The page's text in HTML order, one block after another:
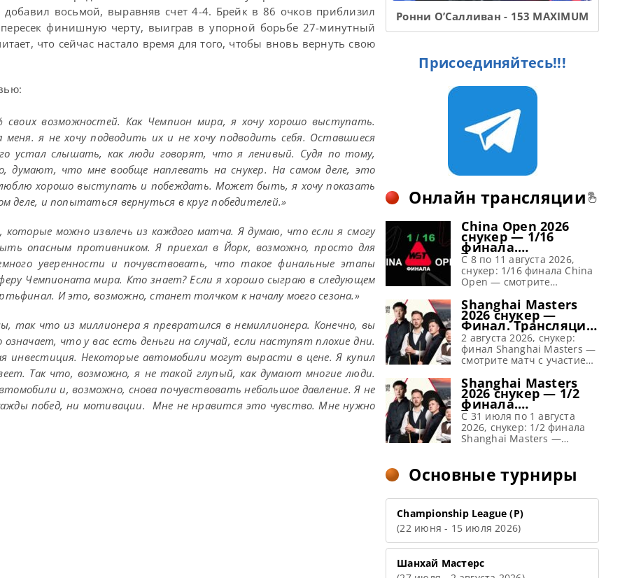
восьмой, выравняв счет 4-4. Брейк в 86 очков приблизил
финишную черту, выиграв в упорной борьбе 27-минутный
что сейчас настало время для того, чтобы вновь вернуть свою
возможностей. Как Чемпион мира, я хочу хорошо выступать.
я не хочу подводить их и не хочу подводить себя. Оставшиеся
устал слышать, как люди говорят, что я ленивый. Судя по тому,
думают, что мне вообще наплевать на снукер. На самом деле, это
хорошо выступать и побеждать. Может быть, я хочу показать
деле, и попытаться вернуться в круг победителей.»
можно извлечь из каждого матча. Я думаю, что если я смогу
опасным противником. Я приехал в Йорк, возможно, просто для
уверенности и почувствовать, что такое финальные этапы
Чемпионата мира. Кто знает? Если я хорошо сыграю в следующем
И это, возможно, станет толчком к началу моего сезона.»
так что из миллионера я превратился в немиллионера. Конечно, вы
что у вас есть деньги на случай, если наступят плохие дни.
инвестиция. Некоторые автомобили могут вырасти в цене. Я купил
Так что, возможно, я не такой глупый, как думают многие люди.
и, возможно, снова почувствовать небольшое давление. Я не
побед, ни мотивации. Мне не нравится это чувство. Мне нужно
Ронни О’Салливан - 153 MAXIMUM
Присоединяйтесь!!!
Онлайн трансляции
China Open 2026
снукер — 1/16
финала.
Трансляции
расписание
C 8 по 11 августа 2026,
снукер: 1/16 финала China
Open — смотрите
О’Салливан, Марк Селби,
Чжао Синьтун и другие.
Рейтинговый, Тайюань,
Китай Предыдущий
чемпион: Нил Робертсон
1/16 финала China Open
расписание прямых
трансляций Матчи Чайна
Опен 2026 (Live) Смотреть
сегодня прямые
трансляции 1/16 финала
китайского рейтингового
Shanghai Masters
2026 снукер —
Финал. Трансляции
расписание
2 августа 2026, снукер:
финал Shanghai Masters —
смотрите матч с участием
Трампа. Пригласительный,
Шанхай, Китай
Предыдущий чемпион:
Кайрен Уилсон Финал
Shanghai Masters 2026:
снукер — расписание
(Live) Смотреть сегодня
прямые трансляции
по снукеру вы можете на
Eurosport/Discovery+, WST
Play, […]
Shanghai Masters
2026 снукер — 1/2
финала.
Трансляции
расписание
C 31 июля по 1 августа
2026, снукер: 1/2 финала
Shanghai Masters —
Уилсон, Джадд Трамп, У
Ицзэ и другие.
Предыдущий чемпион:
Кайрен Уилсон 1/2 финала
Shanghai Masters 2026:
снукер — расписание
прямых трансляций Матчи
Шанхай Мастерс 2026
Основные турниры
Championship League (Р)
(22 июня - 15 июля 2026)
Шанхай Мастерс